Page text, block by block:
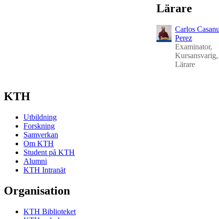
Lärare
Carlos
Perez
Examinator,
Kursansvarig,
Lärare
KTH
Utbildning
Forskning
Samverkan
Om KTH
Student på KTH
Alumni
KTH Intranät
Organisation
KTH Biblioteket